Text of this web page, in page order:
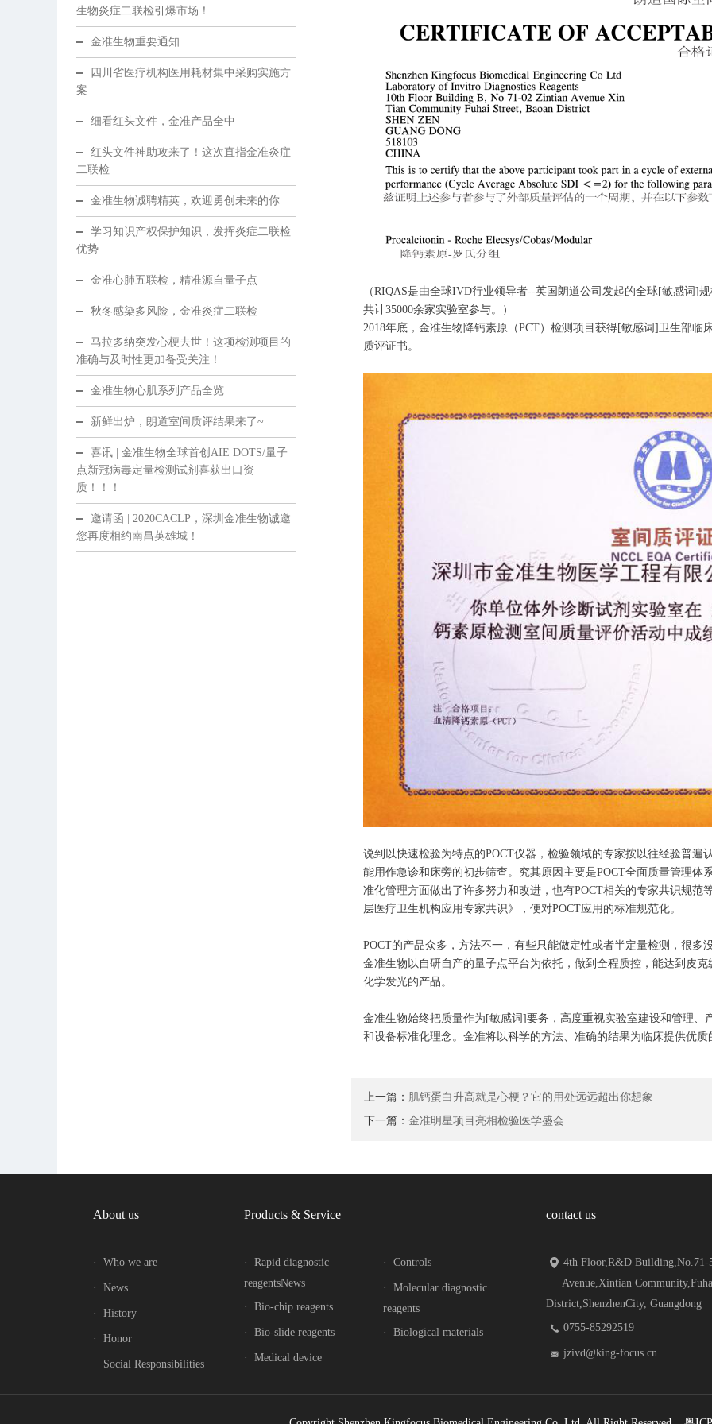
生物炎症二联检引爆市场！
金准生物重要通知
四川省医疗机构医用耗材集中采购实施方
案
细看红头文件，金准产品全中
红头文件神助攻来了！这次直指金准炎症
二联检
金准生物诚聘精英，欢迎勇创未来的你
学习知识产权保护知识，发挥炎症二联检
优势
金准心肺五联检，精准源自量子点
秋冬感染多风险，金准炎症二联检
马拉多纳突发心梗去世！这项检测项目的
准确与及时性更加备受关注！
金准生物心肌系列产品全览
新鲜出炉，朗道室间质评结果来了~
喜讯 | 金准生物全球首创AIE DOTS/量子
点新冠病毒定量检测试剂喜获出口资
质！！！
邀请函 | 2020CACLP，深圳金准生物诚邀
您再度相约南昌英雄城！
（RIQAS是由全球IVD行业领导者--英国朗道公司发起的全球[敏感词]
共计35000余家实验室参与。）
2018年底，金准生物降钙素原（PCT）检测项目获得[敏感词]卫生部临
质评证书。
说到以快速检验为特点的POCT仪器，检验领域的专家按以往经验普遍
能用作急诊和床旁的初步筛查。究其原因主要是POCT全面质量管理体
准化管理方面做出了许多努力和改进，也有POCT相关的专家共识规范
层医疗卫生机构应用专家共识》，便对POCT应用的标准规范化。
POCT的产品众多，方法不一，有些只能做定性或者半定量检测，很多
金准生物以自研自产的量子点平台为依托，做到全程质控，能达到皮
化学发光的产品。
金准生物始终把质量作为[敏感词]要务，高度重视实验室建设和管理
和设备标准化理念。金准将以科学的方法、准确的结果为临床提供优质
上一篇： 肌钙蛋白升高就是心梗？它的用处远远超出你想象
下一篇： 金准明星项目亮相检验医学盛会
About us
· Who we are
· News
· History
· Honor
· Social Responsibilities
Products & Service
·
Rapid diagnostic
reagentsNews
·
Bio-chip reagents
· Bio-slide reagents
· Medical device
· Controls
·
Molecular diagnostic
reagents
·
Biological materials
contact us
4th Floor,R&D Building,No.71-
Avenue,Xintian
District,ShenzhenCity,
0755-85292519
jzivd@king-focus.cn